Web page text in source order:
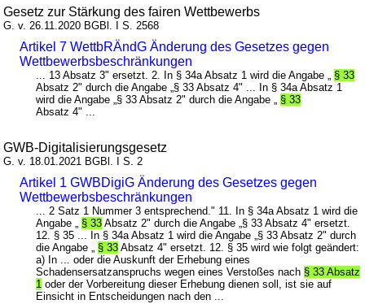
Gesetz zur Stärkung des fairen Wettbewerbs
G. v. 26.11.2020 BGBl. I S. 2568
Artikel 7 WettbRÄndG Änderung des Gesetzes gegen
Wettbewerbsbeschränkungen
... 13 Absatz 3" ersetzt. 2. In § 34a Absatz 1 wird die Angabe „ § 33
Absatz 2" durch die Angabe „§ 33 Absatz 4" ... In § 34a Absatz 1
wird die Angabe „§ 33 Absatz 2" durch die Angabe „ § 33
Absatz 4" ...
GWB-Digitalisierungsgesetz
G. v. 18.01.2021 BGBl. I S. 2
Artikel 1 GWBDigiG Änderung des Gesetzes gegen
Wettbewerbsbeschränkungen
... 2 Satz 1 Nummer 3 entsprechend." 11. In § 34a Absatz 1 wird die
Angabe „ § 33 Absatz 2" durch die Angabe „§ 33 Absatz 4" ersetzt.
12. § 35 ... In § 34a Absatz 1 wird die Angabe „§ 33 Absatz 2" durch
die Angabe „ § 33 Absatz 4" ersetzt. 12. § 35 wird wie folgt geändert:
a) In ... oder die Auskunft der Erhebung eines
Schadensersatzanspruchs wegen eines Verstoßes nach § 33 Absatz
1 oder der Vorbereitung dieser Erhebung dienen soll, ist sie auf
Einsicht in Entscheidungen nach den ...